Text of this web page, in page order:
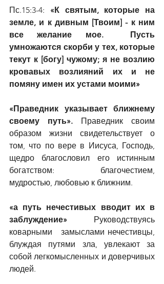
Пс.15:3-4: «К святым, которые на
земле, и к дивным [Твоим] - к ним
все желание мое.  Пусть
умножаются скорби у тех, которые
текут к [богу] чужому; я не возлию
кровавых возлияний их и не
помяну имен их устами моими»
«Праведник указывает ближнему
своему путь». Праведник своим
образом жизни свидетельствует о
том, что по вере в Иисуса, Господь,
щедро благословил его истинным
богатством: благочестием,
мудростью, любовью к ближним.
«а путь нечестивых вводит их в
заблуждение» Руководствуясь
коварными   замыслами нечестивцы,
блуждая путями зла, увлекают за
собой легкомысленных и доверчивых
людей.